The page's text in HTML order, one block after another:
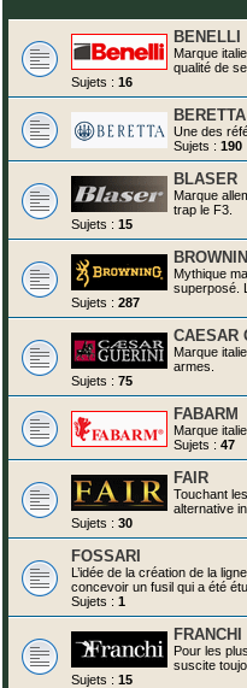
BENELLI
Marque
qualité de
Sujets : 16
BERETTA
Une des
Sujets : 190
BLASER
Marque
trap le F3.
Sujets : 15
Mythique
superposé.
Sujets : 287
CAESAR
Marque
armes.
Sujets : 75
FABARM
Marque
Sujets : 47
FAIR
Touchant
alternative
Sujets : 30
FOSSARI
L’idée de la création de la
concevoir un fusil qui a été
Sujets : 1
FRANCHI
Pour les
suscite
Sujets : 15